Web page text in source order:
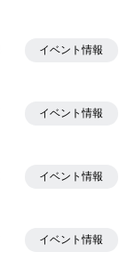
イベント情報
イベント情報
イベント情報
イベント情報